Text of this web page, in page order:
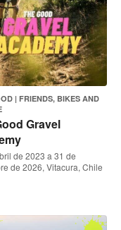
| FRIENDS, BIKES AND
Gravel
de 2023 a 31 de
de 2026, Vitacura, Chile